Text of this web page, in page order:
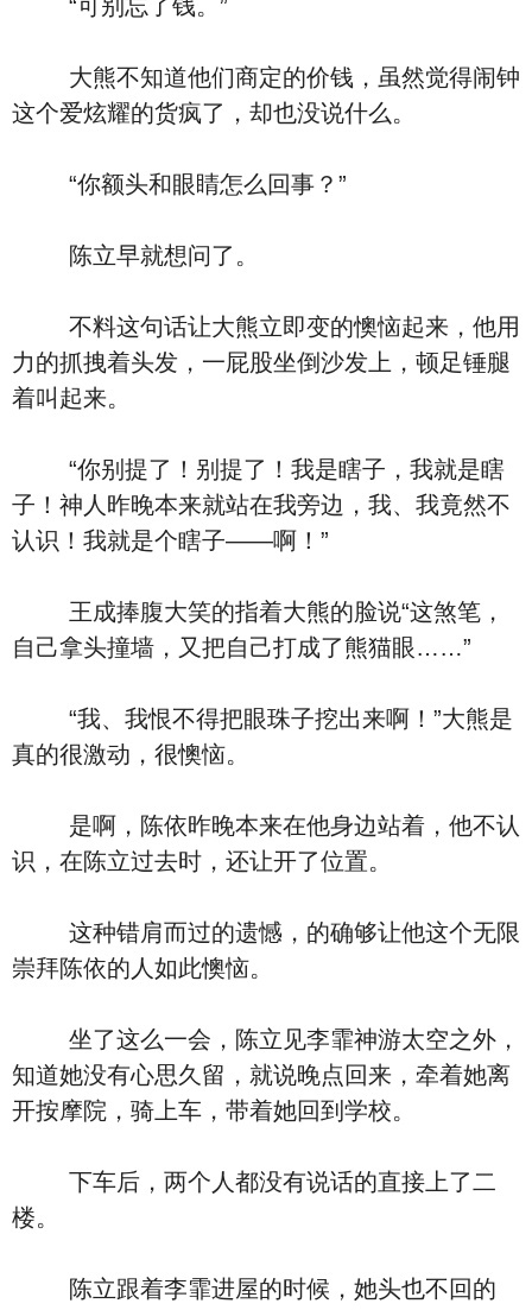
“可别忘了钱。”
大熊不知道他们商定的价钱，虽然觉得闹钟
这个爱炫耀的货疯了，却也没说什么。
“你额头和眼睛怎么回事？”
陈立早就想问了。
不料这句话让大熊立即变的懊恼起来，他用
力的抓拽着头发，一屁股坐倒沙发上，顿足锤腿
着叫起来。
“你别提了！别提了！我是瞎子，我就是瞎
子！神人昨晚本来就站在我旁边，我、我竟然不
认识！我就是个瞎子——啊！”
王成捧腹大笑的指着大熊的脸说“这煞笔，
自己拿头撞墙，又把自己打成了熊猫眼……”
“我、我恨不得把眼珠子挖出来啊！”大熊是
真的很激动，很懊恼。
是啊，陈依昨晚本来在他身边站着，他不认
识，在陈立过去时，还让开了位置。
这种错肩而过的遗憾，的确够让他这个无限
崇拜陈依的人如此懊恼。
坐了这么一会，陈立见李霏神游太空之外，
知道她没有心思久留，就说晚点回来，牵着她离
开按摩院，骑上车，带着她回到学校。
下车后，两个人都没有说话的直接上了二
楼。
陈立跟着李霏进屋的时候，她头也不回的